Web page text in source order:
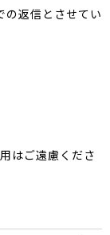
の返信とさせてい
はご遠慮くださ